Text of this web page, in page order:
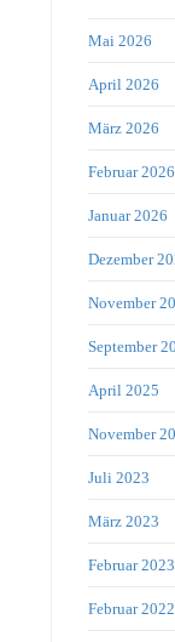
Mai 2026
April 2026
März 2026
Februar 2026
Januar 2026
Dezember
November
September
April 2025
November
Juli 2023
März 2023
Februar 2023
Februar 2022